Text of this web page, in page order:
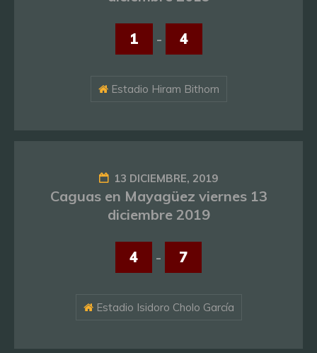
1 - 4
Estadio Hiram Bithorn
13 DICIEMBRE, 2019
Caguas en Mayagüez viernes 13
diciembre 2019
4 - 7
Estadio Isidoro Cholo García